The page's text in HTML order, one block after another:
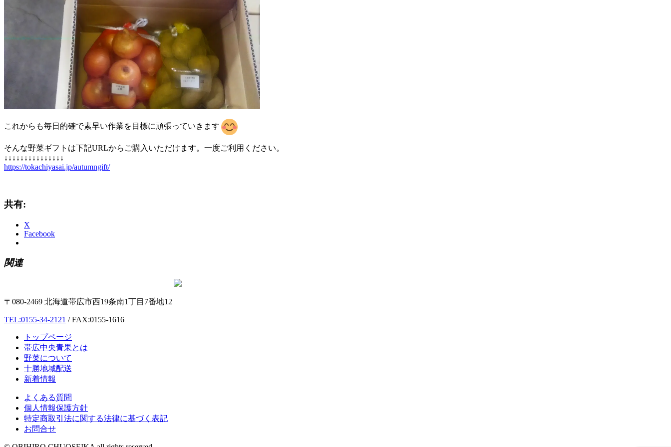
これからも毎日的確で素早い作業を目標に頑張っていきます
そんな野菜ギフトは下記URLからご購入いただけます。一度ご利用ください。
↓↓↓↓↓↓↓↓↓↓↓↓↓↓↓
https://tokachiyasai.jp/autumngift/
共有:
X
Facebook
関連
〒080-2469 北海道帯広市西19条南1丁目7番地12
TEL:0155-34-2121 / FAX:0155-1616
トップページ
帯広中央青果とは
野菜について
十勝地域配送
新着情報
よくある質問
個人情報保護方針
特定商取引法に関する法律に基づく表記
お問合せ